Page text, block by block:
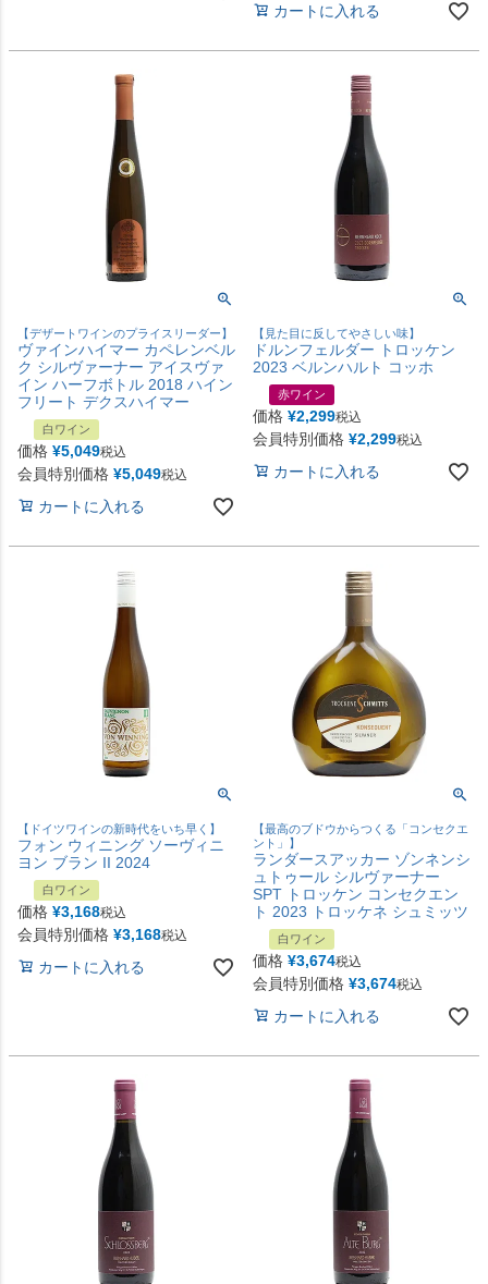
カートに入れる
【デザートワインのプライスリーダー】
ヴァインハイマー カペレンベル
ク シルヴァーナー アイスヴァ
イン ハーフボトル 2018 ハイン
フリート デクスハイマー
白ワイン
価格 ¥5,049税込
会員特別価格 ¥5,049税込
カートに入れる
【見た目に反してやさしい味】
ドルンフェルダー トロッケン
2023 ベルンハルト コッホ
赤ワイン
価格 ¥2,299税込
会員特別価格 ¥2,299税込
カートに入れる
【ドイツワインの新時代をいち早く】
フォン ウィニング ソーヴィニ
ヨン ブラン II 2024
白ワイン
価格 ¥3,168税込
会員特別価格 ¥3,168税込
カートに入れる
【最高のブドウからつくる「コンセクエ
ント」】
ランダースアッカー ゾンネンシ
ュトゥール シルヴァーナー
SPT トロッケン コンセクエン
ト 2023 トロッケネ シュミッツ
白ワイン
価格 ¥3,674税込
会員特別価格 ¥3,674税込
カートに入れる